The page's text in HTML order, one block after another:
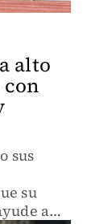
alto
con
sus
su
a